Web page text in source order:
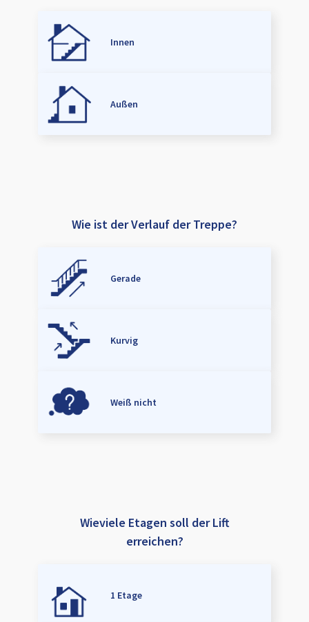
Innen
Außen
Wie ist der Verlauf der Treppe?
Gerade
Kurvig
Weiß nicht
Wieviele Etagen soll der Lift
erreichen?
1 Etage